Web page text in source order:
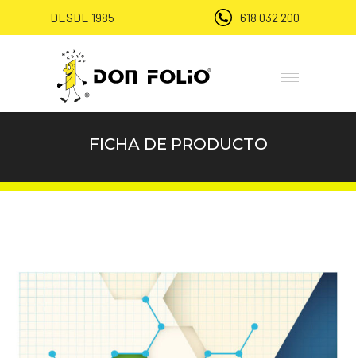
DESDE 1985 618 032 200
FICHA DE PRODUCTO